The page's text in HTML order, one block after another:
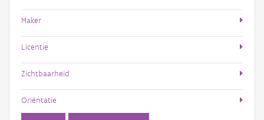
Maker
Licentie
Zichtbaarheid
Oriëntatie